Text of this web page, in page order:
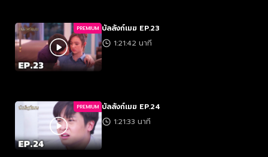
PREMIUM บัลลังก์เมฆ EP.23
1:21:42 นาที
PREMIUM บัลลังก์เมฆ EP.24
1:21:33 นาที